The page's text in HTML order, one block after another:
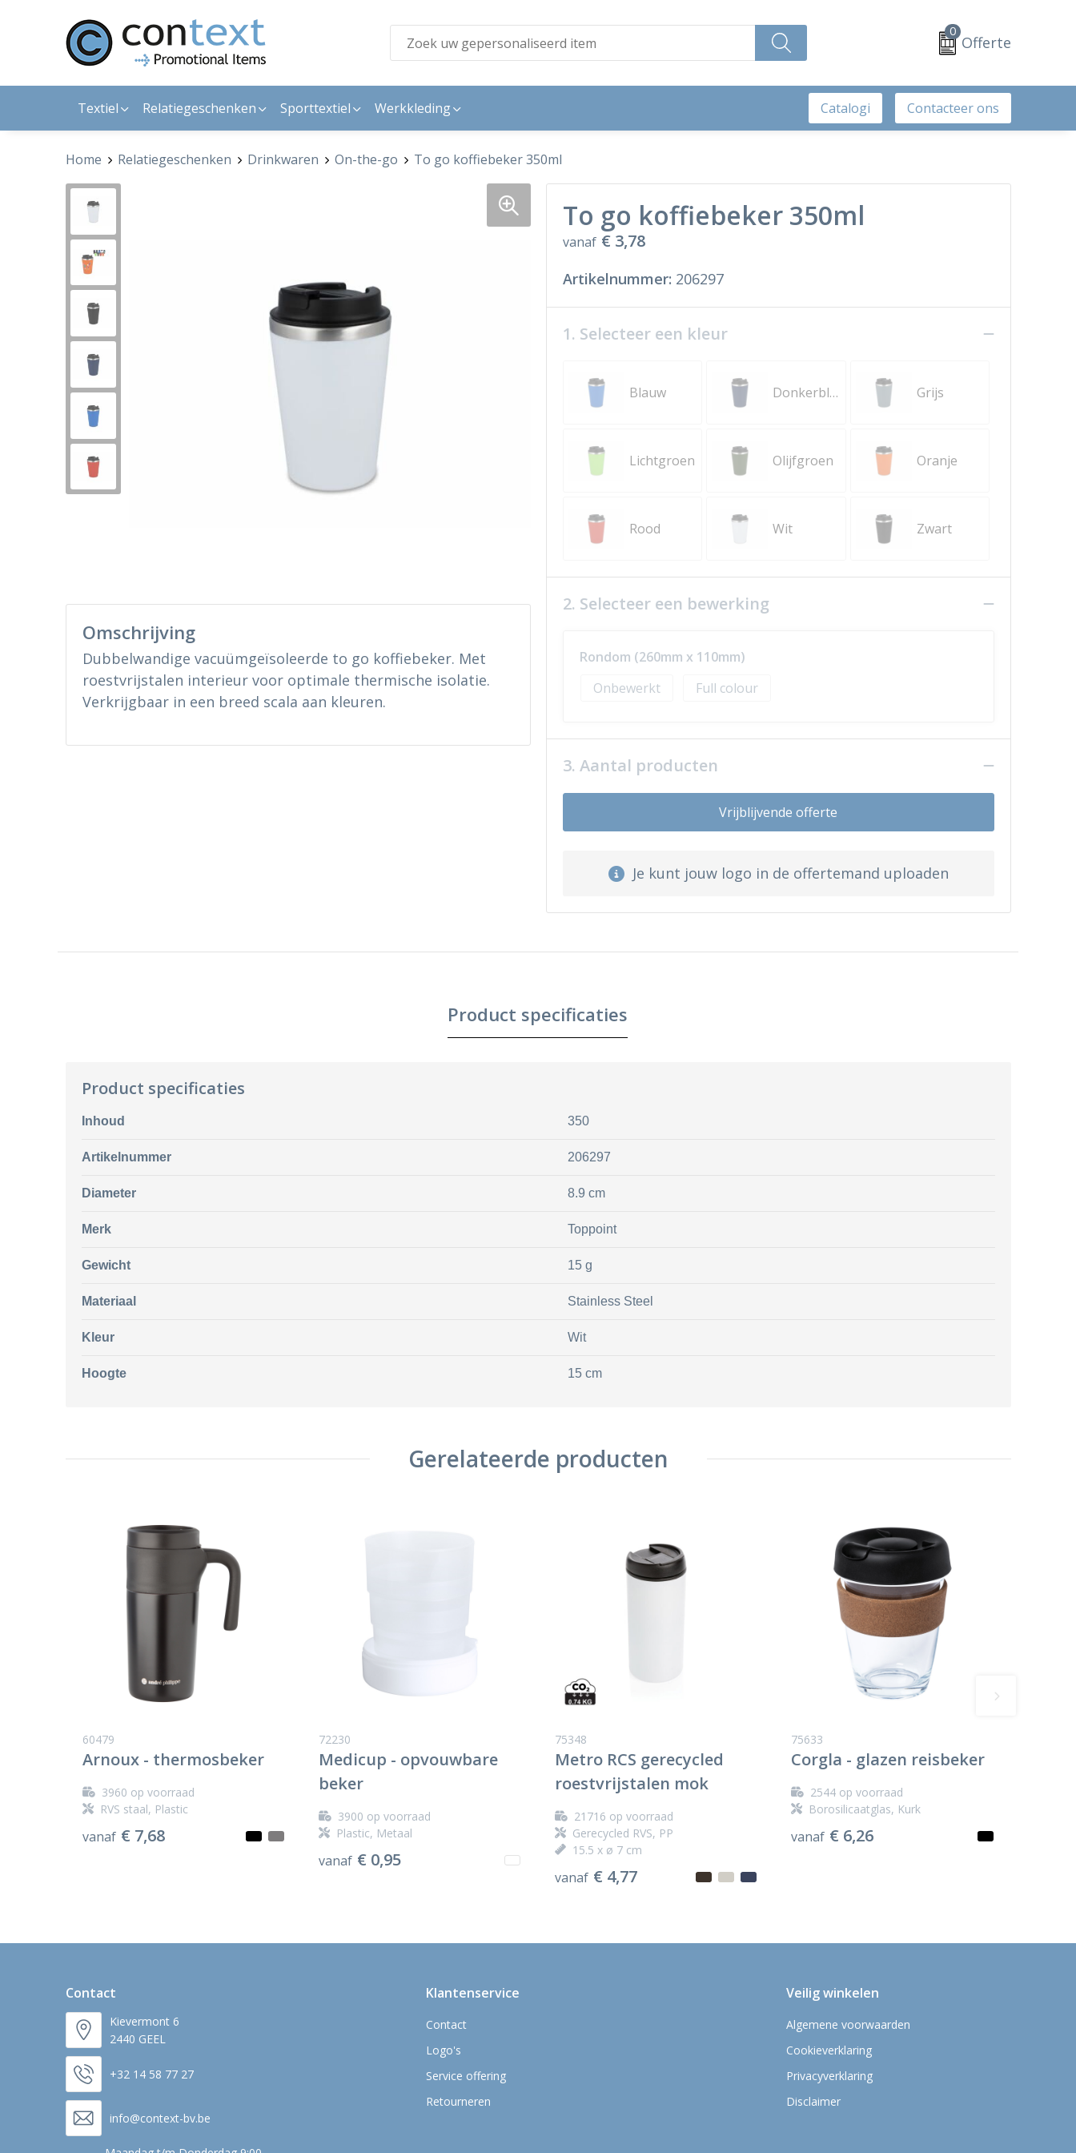
0
Offerte
Textiel Relatiegeschenken Sporttextiel Werkkleding Catalogi Contacteer ons
Home Relatiegeschenken Drinkwaren On-the-go To go koffiebeker 350ml
Omschrijving
Dubbelwandige vacuümgeïsoleerde to go koffiebeker. Met
roestvrijstalen interieur voor optimale thermische isolatie.
Verkrijgbaar in een breed scala aan kleuren.
To go koffiebeker 350ml
vanaf € 3,78
Artikelnummer: 206297
1. Selecteer een kleur
Blauw Donkerblauw Grijs
Lichtgroen Olijfgroen Oranje
Rood Wit Zwart
2. Selecteer een bewerking
Rondom (260mm x 110mm)
Onbewerkt
Full colour
3. Aantal producten
Vrijblijvende offerte
Je kunt jouw logo in de offertemand uploaden
Product specificaties
Product specificaties
Inhoud 350
Artikelnummer 206297
Diameter 8.9 cm
Merk Toppoint
Gewicht 15 g
Materiaal Stainless Steel
Kleur Wit
Hoogte 15 cm
Gerelateerde producten
60479
Arnoux - thermosbeker
3960 op voorraad
RVS staal, Plastic
vanaf € 7,68
72230
Medicup - opvouwbare
beker
3900 op voorraad
Plastic, Metaal
vanaf € 0,95
75348
Metro RCS gerecycled
roestvrijstalen mok
21716 op voorraad
Gerecycled RVS, PP
15.5 x ø 7 cm
vanaf € 4,77
75633
Corgla - glazen reisbeker
2544 op voorraad
Borosilicaatglas, Kurk
vanaf € 6,26
Contact
Kievermont 6
2440 GEEL
+32 14 58 77 27
info@context-bv.be
Klantenservice
Contact
Logo's
Service offering
Retourneren
Veilig winkelen
Algemene voorwaarden
Cookieverklaring
Privacyverklaring
Disclaimer